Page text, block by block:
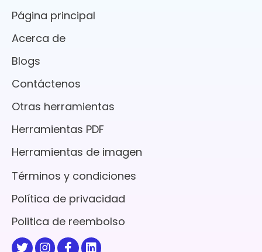
Página principal
Acerca de
Blogs
Contáctenos
Otras herramientas
Herramientas PDF
Herramientas de imagen
Términos y condiciones
Política de privacidad
Politica de reembolso